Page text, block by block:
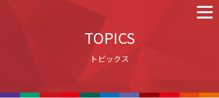
TOPICS
トピックス